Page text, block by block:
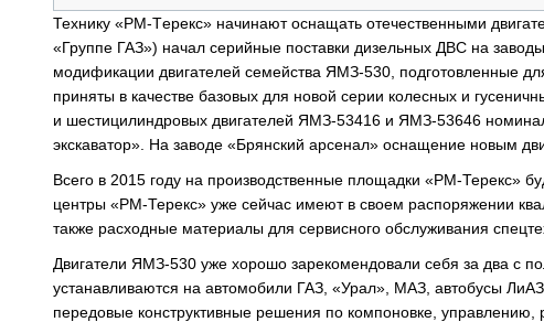
ИСПЫТАТЕЛИ
ТЕХНОЛОГИИ
ДОРОЖНАЯ ИНДУСТРИЯ
СЕРВИСМЕНЫ
Технику «РМ-Tерекс» начинают оснащать отечественными
«Группе ГАЗ») начал серийные поставки дизельных ДВС на
модификации двигателей семейства ЯМЗ-530, подготовленные
приняты в качестве базовых для новой серии колесных и
и шестицилиндровых двигателей ЯМЗ-53416 и ЯМЗ-53646
экскаватор». На заводе «Брянский арсенал» оснащение новым
Всего в 2015 году на производственные площадки «РМ-Терекс»
центры «РМ-Терекс» уже сейчас имеют в своем распоряжении
также расходные материалы для сервисного обслуживания
Двигатели ЯМЗ-530 уже хорошо зарекомендовали себя за два с
устанавливаются на автомобили ГАЗ, «Урал», МАЗ, автобусы
передовые конструктивные решения по компоновке,